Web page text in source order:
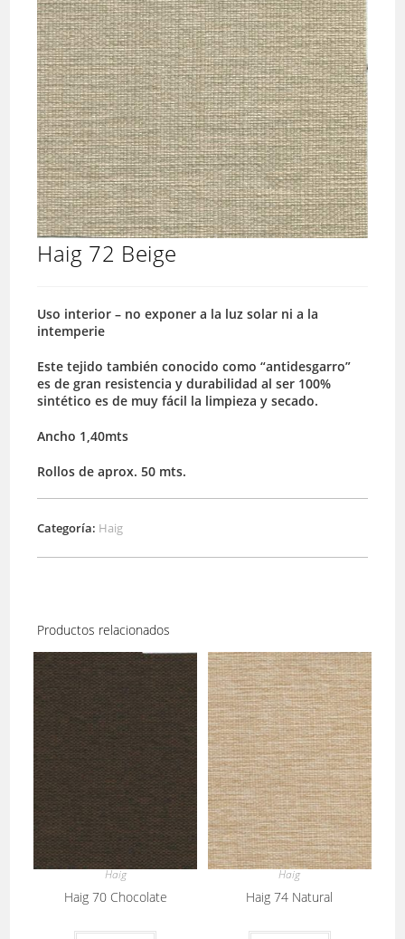
Haig 72 Beige
Uso interior – no exponer a la luz solar ni a la
intemperie
Este tejido también conocido como “antidesgarro”
es de gran resistencia y durabilidad al ser 100%
sintético es de muy fácil la limpieza y secado.
Ancho 1,40mts
Rollos de aprox. 50 mts.
Categoría: Haig
Productos relacionados
Haig
Haig 70 Chocolate
Haig
Haig 74 Natural